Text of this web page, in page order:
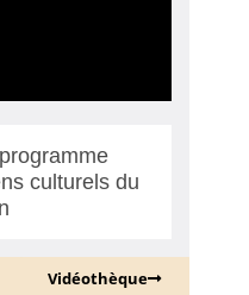
culturels du
Vidéothèque